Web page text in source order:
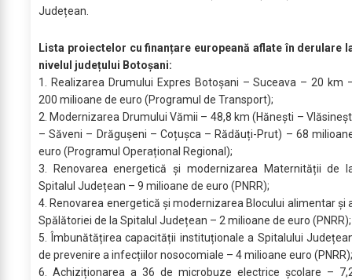
Județean.
Lista proiectelor cu finanțare europeană aflate în derulare
nivelul județului Botoșani:
1. Realizarea Drumului Expres Botoșani – Suceava – 20 km
200 milioane de euro (Programul de Transport);
2. Modernizarea Drumului Vămii – 48,8 km (Hănești –
– Săveni – Drăgușeni – Coțușca – Rădăuți-Prut) – 68
euro (Programul Operațional Regional);
3. Renovarea energetică și modernizarea Maternității de
Spitalul Județean – 9 milioane de euro (PNRR);
4. Renovarea energetică și modernizarea Blocului alimentar și
Spălătoriei de la Spitalul Județean – 2 milioane de euro (PNRR);
5. Îmbunătățirea capacității instituționale a Spitalului
de prevenire a infecțiilor nosocomiale – 4 milioane euro (PNRR);
6. Achiziționarea a 36 de microbuze electrice școlare –